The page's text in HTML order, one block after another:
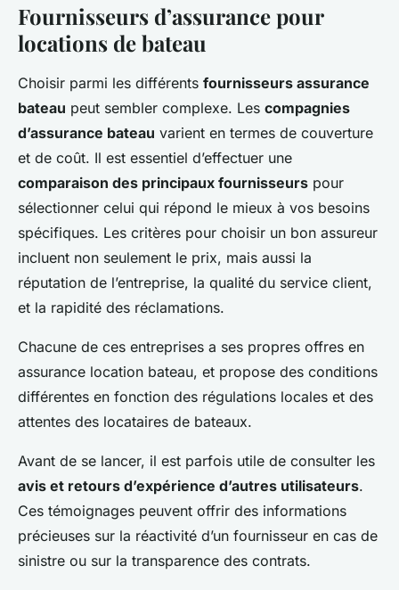
Fournisseurs d’assurance pour
locations de bateau
Choisir parmi les différents fournisseurs assurance
bateau peut sembler complexe. Les compagnies
d’assurance bateau varient en termes de couverture
et de coût. Il est essentiel d’effectuer une
comparaison des principaux fournisseurs pour
sélectionner celui qui répond le mieux à vos besoins
spécifiques. Les critères pour choisir un bon assureur
incluent non seulement le prix, mais aussi la
réputation de l’entreprise, la qualité du service client,
et la rapidité des réclamations.
Chacune de ces entreprises a ses propres offres en
assurance location bateau, et propose des conditions
différentes en fonction des régulations locales et des
attentes des locataires de bateaux.
Avant de se lancer, il est parfois utile de consulter les
avis et retours d’expérience d’autres utilisateurs.
Ces témoignages peuvent offrir des informations
précieuses sur la réactivité d’un fournisseur en cas de
sinistre ou sur la transparence des contrats.